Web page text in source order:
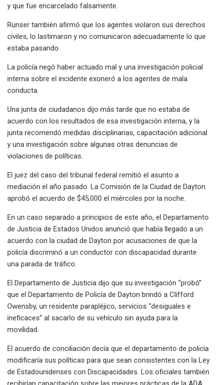
y que fue encarcelado falsamente.
Runser también afirmó que los agentes violaron sus derechos
civiles, lo lastimaron y no comunicaron adecuadamente lo que
estaba pasando.
La policía negó haber actuado mal y una investigación policial
interna sobre el incidente exoneró a los agentes de mala
conducta.
Una junta de ciudadanos dijo más tarde que no estaba de
acuerdo con los resultados de esa investigación interna, y la
junta recomendó medidas disciplinarias, capacitación adicional
y una investigación sobre algunas otras denuncias de
violaciones de políticas.
El juez del caso del tribunal federal remitió el asunto a
mediación el año pasado. La Comisión de la Ciudad de Dayton
aprobó el acuerdo de $45,000 el miércoles por la noche.
En un caso separado a principios de este año, el Departamento
de Justicia de Estados Unidos anunció que había llegado a un
acuerdo con la ciudad de Dayton por acusaciones de que la
policía discriminó a un conductor con discapacidad durante
una parada de tráfico.
El Departamento de Justicia dijo que su investigación “probó”
que el Departamento de Policía de Dayton brindó a Clifford
Owensby, un residente parapléjico, servicios “desiguales e
ineficaces” al sacarlo de su vehículo sin ayuda para la
movilidad.
El acuerdo de conciliación decía que el departamento de policía
modificaría sus políticas para que sean consistentes con la Ley
de Estadounidenses con Discapacidades. Los oficiales también